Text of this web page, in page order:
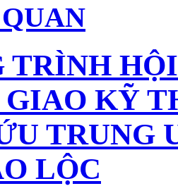
TRÌNH
GIAO KỸ
TRUNG
LỘC